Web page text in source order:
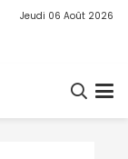
Jeudi 06 Août 2026